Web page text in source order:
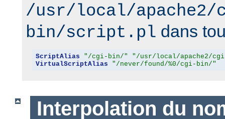
/usr/local/apache2/
bin/script.pl dans
ScriptAlias "/cgi-bin/"
"/usr/local/apache2/
VirtualScriptAlias
"/never/found/%0/cgi-bin/"
Interpolation du